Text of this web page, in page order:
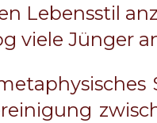
Lebensstil
viele Jünger